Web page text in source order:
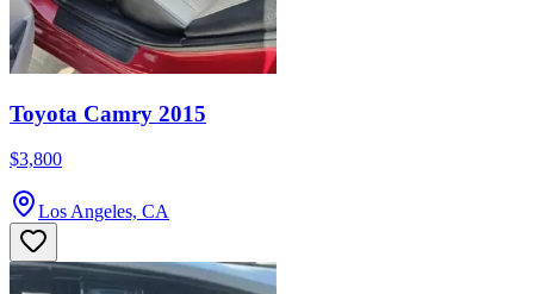
Toyota Camry 2015
$3,800
Los Angeles, CA